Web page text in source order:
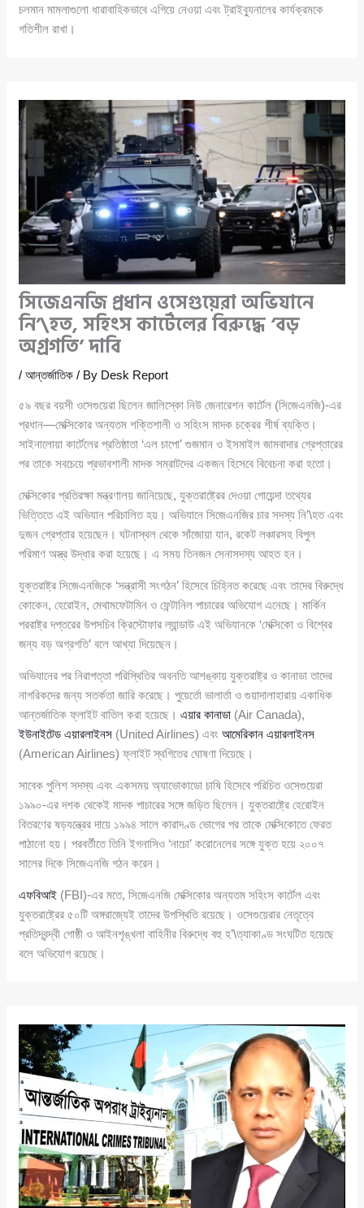
চলমান মামলাগুলো ধারাবাহিকভাবে এগিয়ে নেওয়া এবং ট্রাইব্যুনালের কার্যক্রমকে
গতিশীল রাখা।
সিজেএনজি প্রধান ওসেগুয়েরা অভিযানে
নি’\হত, সহিংস কার্টেলের বিরুদ্ধে ‘বড়
অগ্রগতি’ দাবি
/আন্তর্জাতিক / By Desk Report
৫৯ বছর বয়সী ওসেগুয়েরা ছিলেন জালিস্কো নিউ জেনারেশন কার্টেল (সিজেএনজি)-এর
প্রধান—মেক্সিকোর অন্যতম শক্তিশালী ও সহিংস মাদক চক্রের শীর্ষ ব্যক্তি।
সাইনালোয়া কার্টেলের প্রতিষ্ঠাতা ‘এল চাপো’ গুজমান ও ইসমাইল জামবাদার গ্রেপ্তারের
পর তাকে সবচেয়ে প্রভাবশালী মাদক সম্রাটদের একজন হিসেবে বিবেচনা করা হতো।
মেক্সিকোর প্রতিরক্ষা মন্ত্রণালয় জানিয়েছে, যুক্তরাষ্ট্রের দেওয়া গোয়েন্দা তথ্যের
ভিত্তিতে এই অভিযান পরিচালিত হয়। অভিযানে সিজেএনজির চার সদস্য নি’\হত এবং
দুজন গ্রেপ্তার হয়েছেন। ঘটনাস্থল থেকে সাঁজোয়া যান, রকেট লঞ্চারসহ বিপুল
পরিমাণ অস্ত্র উদ্ধার করা হয়েছে। এ সময় তিনজন সেনাসদস্য আহত হন।
যুক্তরাষ্ট্র সিজেএনজিকে ‘সন্ত্রাসী সংগঠন’ হিসেবে চিহ্নিত করেছে এবং তাদের বিরুদ্ধে
কোকেন, হেরোইন, মেথামফেটামিন ও ফেন্টানিল পাচারের অভিযোগ এনেছে। মার্কিন
পররাষ্ট্র দপ্তরের উপসচিব ক্রিস্টোফার ল্যান্ডাউ এই অভিযানকে ‘মেক্সিকো ও বিশ্বের
জন্য বড় অগ্রগতি’ বলে আখ্যা দিয়েছেন।
অভিযানের পর নিরাপত্তা পরিস্থিতির অবনতি আশঙ্কায় যুক্তরাষ্ট্র ও কানাডা তাদের
নাগরিকদের জন্য সতর্কতা জারি করেছে। পুয়ের্তো ভালার্তা ও গুয়াদালাহারায় একাধিক
আন্তর্জাতিক ফ্লাইট বাতিল করা হয়েছে।এয়ার কানাডা (Air Canada),
ইউনাইটেড এয়ারলাইনস (United Airlines) এবংআমেরিকান এয়ারলাইনস
(American Airlines) ফ্লাইট স্থগিতের ঘোষণা দিয়েছে।
সাবেক পুলিশ সদস্য এবং একসময় অ্যাভোকাডো চাষি হিসেবে পরিচিত ওসেগুয়েরা
১৯৯০-এর দশক থেকেই মাদক পাচারের সঙ্গে জড়িত ছিলেন। যুক্তরাষ্ট্রে হেরোইন
বিতরণের ষড়যন্ত্রের দায়ে ১৯৯৪ সালে কারাদণ্ড ভোগের পর তাকে মেক্সিকোতে ফেরত
পাঠানো হয়। পরবর্তীতে তিনি ইগনাসিও ‘নাচো’ করোনেলের সঙ্গে যুক্ত হয়ে ২০০৭
সালের দিকে সিজেএনজি গঠন করেন।
এফবিআই (FBI)-এর মতে, সিজেএনজি মেক্সিকোর অন্যতম সহিংস কার্টেল এবং
যুক্তরাষ্ট্রের ৫০টি অঙ্গরাজ্যেই তাদের উপস্থিতি রয়েছে। ওসেগুয়েরার নেতৃত্বে
প্রতিদ্বন্দ্বী গোষ্ঠী ও আইনশৃঙ্খলা বাহিনীর বিরুদ্ধে বহু হ’\ত্যাকাণ্ড সংঘটিত হয়েছে
বলে অভিযোগ রয়েছে।